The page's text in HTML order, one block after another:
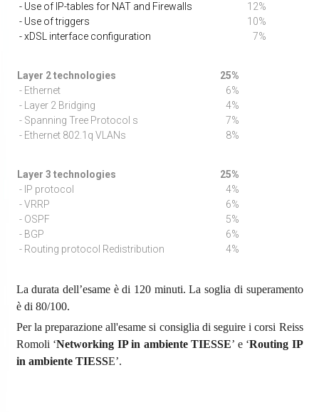
- Use of IP-tables for NAT and Firewalls
12%
- Use of triggers
10%
- xDSL interface configuration
7%
Layer 2 technologies
25%
- Ethernet
6%
- Layer 2 Bridging
4%
- Spanning Tree Protocol s
7%
- Ethernet 802.1q VLANs
8%
Layer 3 technologies
25%
- IP protocol
4%
- VRRP
6%
- OSPF
5%
- BGP
6%
- Routing protocol Redistribution
4%
La durata dell’esame è di 120 minuti. La soglia di superamento
è di 80/100.
Per la preparazione all'esame si consiglia di seguire i corsi Reiss
Romoli ‘Networking IP in ambiente TIESSE’ e ‘Routing IP
in ambiente TIESSE’.